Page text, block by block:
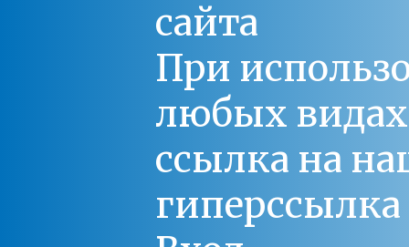
сайта
При
любых
ссылка на